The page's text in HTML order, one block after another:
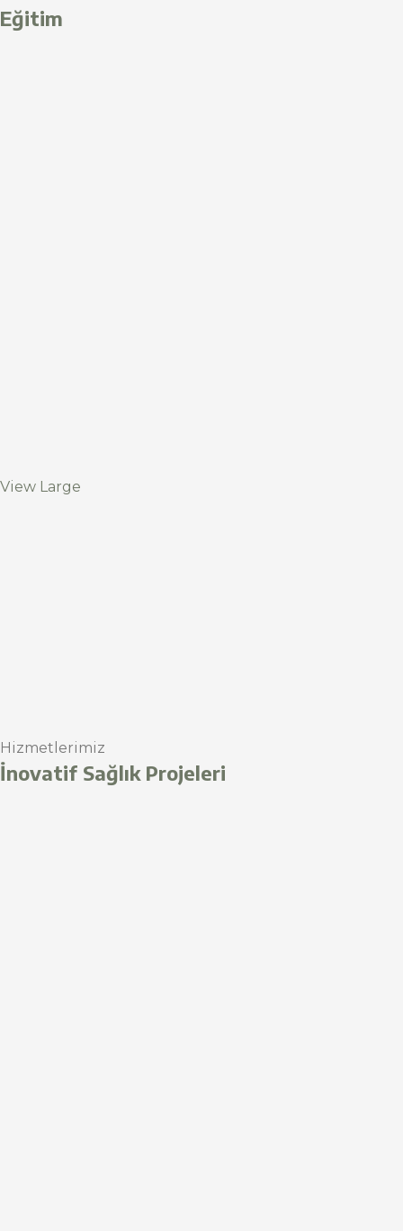
Eğitim
View Large
Hizmetlerimiz
İnovatif Sağlık Projeleri